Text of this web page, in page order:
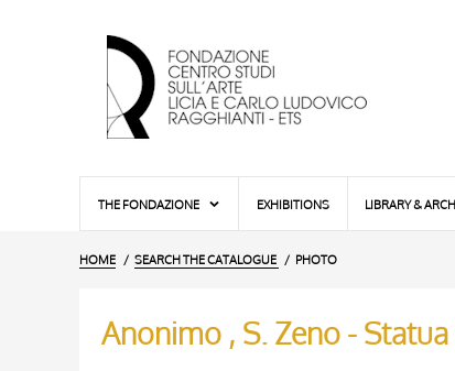
THE FONDAZIONE EXHIBITIONS LIBRARY &
HOME SEARCH THE CATALOGUE PHOTO
Anonimo , S. Zeno -